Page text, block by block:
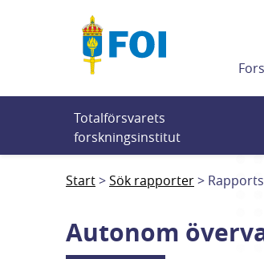
Totalförsvarets
forskningsinstitut
Start Sök rapporter
Autonom